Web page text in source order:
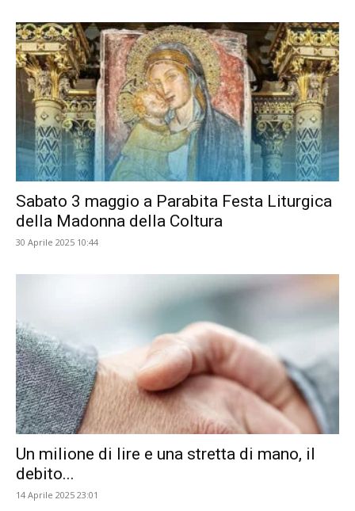
Sabato 3 maggio a Parabita Festa Liturgica
della Madonna della Coltura
30 Aprile 2025 10:44
Un milione di lire e una stretta di mano, il
debito...
14 Aprile 2025 23:01